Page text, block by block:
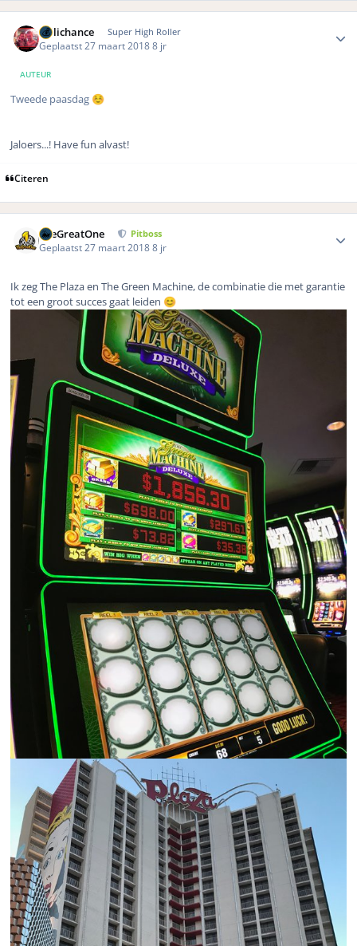
Hillichance Super High Roller
Geplaatst 27 maart 20188 jr
AUTEUR
Tweede paasdag ☺️
Jaloers...! Have fun alvast!
Citeren
TheGreatOne Pitboss
Geplaatst 27 maart 20188 jr
Ik zeg The Plaza en The Green Machine, de combinatie die met garantie
tot een groot succes gaat leiden 😊